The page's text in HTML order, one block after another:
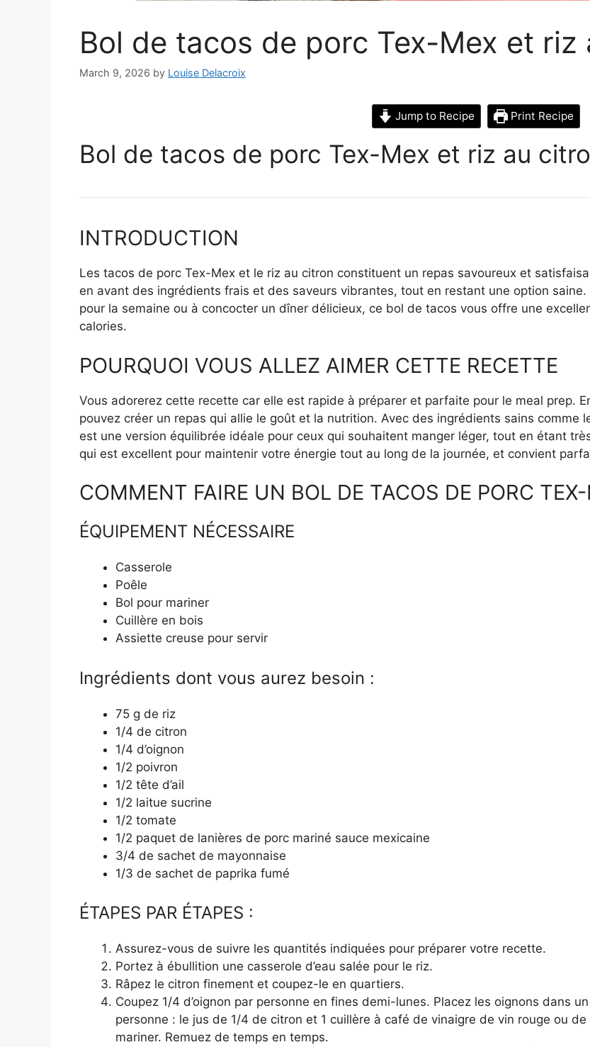
Bol de tacos de porc Tex-Mex et riz
March 9, 2026 by Louise Delacroix
Jump to Recipe Print Recipe
Bol de tacos de porc Tex-Mex et riz au
INTRODUCTION
Les tacos de porc Tex-Mex et le riz au citron constituent un repas savoureux et
en avant des ingrédients frais et des saveurs vibrantes, tout en restant une option
pour la semaine ou à concocter un dîner délicieux, ce bol de tacos vous offre une
calories.
POURQUOI VOUS ALLEZ AIMER CETTE RECETTE
Vous adorerez cette recette car elle est rapide à préparer et parfaite pour le meal prep.
pouvez créer un repas qui allie le goût et la nutrition. Avec des ingrédients sains comme
est une version équilibrée idéale pour ceux qui souhaitent manger léger, tout en étant
qui est excellent pour maintenir votre énergie tout au long de la journée, et convient
COMMENT FAIRE UN BOL DE TACOS DE PORC
ÉQUIPEMENT NÉCESSAIRE
Casserole
Poêle
Bol pour mariner
Cuillère en bois
Assiette creuse pour servir
Ingrédients dont vous aurez besoin :
75 g de riz
1/4 de citron
1/4 d’oignon
1/2 poivron
1/2 tête d’ail
1/2 laitue sucrine
1/2 tomate
1/2 paquet de lanières de porc mariné sauce mexicaine
3/4 de sachet de mayonnaise
1/3 de sachet de paprika fumé
ÉTAPES PAR ÉTAPES :
Assurez-vous de suivre les quantités indiquées pour préparer votre recette.
Portez à ébullition une casserole d’eau salée pour le riz.
Râpez le citron finement et coupez-le en quartiers.
Coupez 1/4 d’oignon par personne en fines demi-lunes. Placez les oignons dans
personne : le jus de 1/4 de citron et 1 cuillère à café de vinaigre de vin rouge ou
mariner. Remuez de temps en temps.